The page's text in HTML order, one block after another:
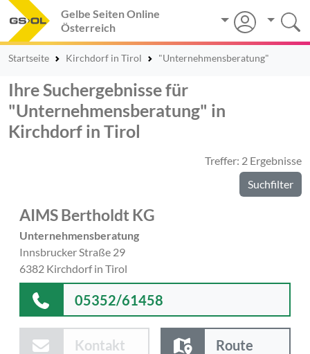
Gelbe Seiten Online
Österreich
Startseite Kirchdorf in Tirol "Unternehmensberatung"
Ihre Suchergebnisse für
"Unternehmensberatung" in
Kirchdorf in Tirol
Treffer: 2 Ergebnisse
Suchfilter
AIMS Bertholdt KG
Unternehmensberatung
Innsbrucker Straße 29
6382 Kirchdorf in Tirol
05352/61458
Kontakt Route